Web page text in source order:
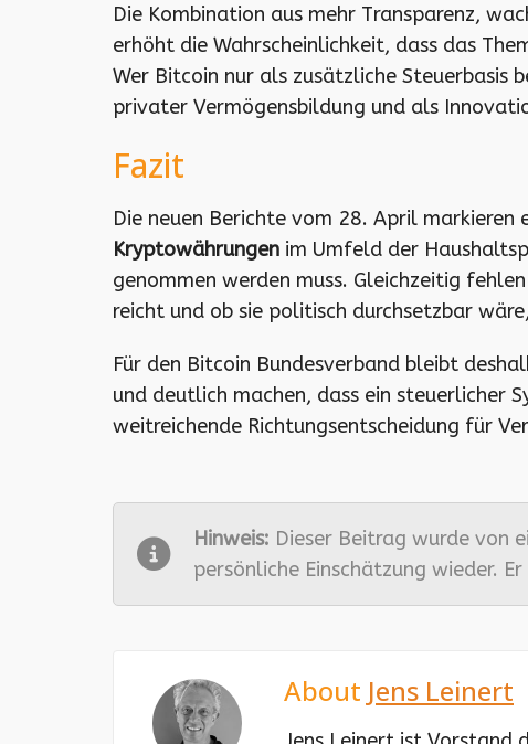
Die Kombination aus mehr Transparenz,
erhöht die Wahrscheinlichkeit, dass das
Wer Bitcoin nur als zusätzliche
privater Vermögensbildung und als
Fazit
Die neuen Berichte vom 28. April
Kryptowährungen im Umfeld der
genommen werden muss. Gleichzeitig
reicht und ob sie politisch durchsetzbar
Für den Bitcoin Bundesverband bleibt
und deutlich machen, dass ein steuerlicher
weitreichende Richtungsentscheidung für
Hinweis: Dieser Beitrag wurde von
persönliche Einschätzung wieder.
About Jens Leinert